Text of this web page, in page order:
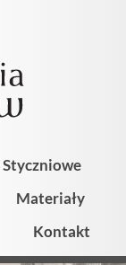
Materiały
Kontakt